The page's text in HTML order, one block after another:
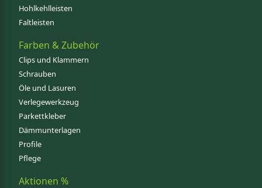
Hohlkehlleisten
Faltleisten
Farben & Zubehör
Clips und Klammern
Schrauben
Öle und Lasuren
Verlegewerkzeug
Parkettkleber
Dämmunterlagen
Profile
Pflege
Aktionen %